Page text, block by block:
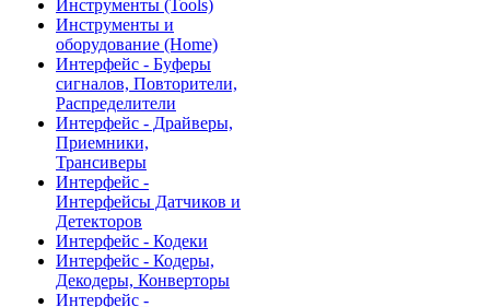
Инструменты (Tools)
Инструменты и
оборудование (Home)
Интерфейс - Буферы
сигналов, Повторители,
Распределители
Интерфейс - Драйверы,
Приемники,
Трансиверы
Интерфейс -
Интерфейсы Датчиков и
Детекторов
Интерфейс - Кодеки
Интерфейс - Кодеры,
Декодеры, Конверторы
Интерфейс -